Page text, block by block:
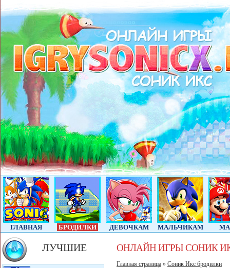
ГЛАВНАЯ БРОДИЛКИ ДЕВОЧКАМ МАЛЬЧИКАМ
ЛУЧШИЕ ОНЛАЙН ИГРЫ СОНИК
Главная страница » Соник Икс бродилки